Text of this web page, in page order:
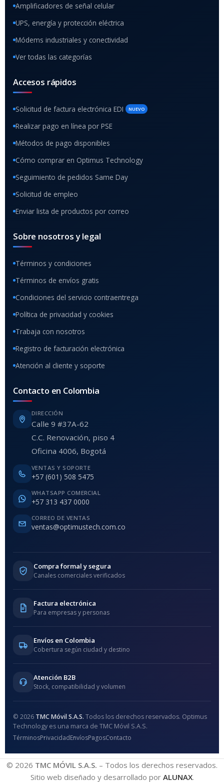
Amplificadores de señal celular
UPS, energía y protección eléctrica
Módems industriales y conectividad
Ver todas las categorías
Accesos rápidos
Solicitud de factura electrónica EDI NUEVO
Realizar pago en línea por PSE
Métodos de pago disponibles
Cómo comprar en Optimus Technology
Seguimiento de pedidos Same Day
Solicitud de empleo
Enviar lista de productos por correo
Sobre nosotros y legal
Términos y condiciones
Términos de envíos gratis
Condiciones del servicio contraentrega
Política de privacidad y cookies
Trabaja con nosotros
Registro de facturación electrónica
Atención al cliente y soporte
Contacto en Colombia
DIRECCIÓN
Calle 9 #37A-62
C.C. Renovación, piso 4
Oficina 4006, Bogotá
VENTAS Y SOPORTE
+57 (601) 508 5475
WHATSAPP COMERCIAL
+57 313 437 0000
CORREO DE VENTAS
ventas@optimustech.com.co
Compra formal y segura
Canales comerciales verificados
Factura electrónica
Para empresas y personas
Envíos en Colombia
Cobertura según ciudad y destino
Atención B2B
Stock, compatibilidad y volumen
© 2026 TMC Móvil S.A.S. Todos los derechos reservados. Optimus
Technology es una marca de TMC Móvil S.A.S.
TérminosPrivacidadEnvíosPagosContacto
© 2026 TMC MÓVIL S.A.S. – Todos los derechos reservados.
Sitio web diseñado y desarrollado por ALUNAX.